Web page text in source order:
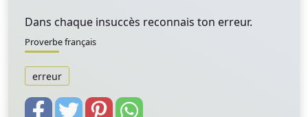
Dans chaque insuccès reconnais ton erreur.
Proverbe français
erreur